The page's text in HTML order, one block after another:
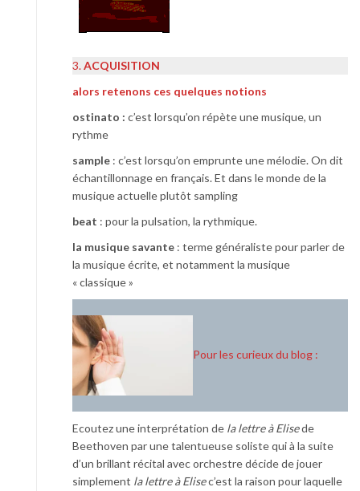
3.ACQUISITION
alors retenons ces quelques notions
ostinato : c’est lorsqu’on répète une musique, un
rythme
sample : c’est lorsqu’on emprunte une mélodie. On dit
échantillonnage en français. Et dans le monde de la
musique actuelle plutôt sampling
beat : pour la pulsation, la rythmique.
la musique savante : terme généraliste pour parler de
la musique écrite, et notamment la musique
« classique »
Pour les curieux du blog :
Ecoutez une interprétation de la lettre à Elisede
Beethoven par une talentueuse soliste qui à la suite
d’un brillant récital avec orchestre décide de jouer
simplement la lettre à Elisec’est la raison pour laquelle